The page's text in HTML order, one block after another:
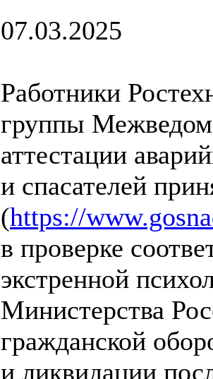
07.03.2025
Работники
группы
аттестации
и спасателей
(https://
в проверке
экстренной
Министерства
гражданской
и ликвидации